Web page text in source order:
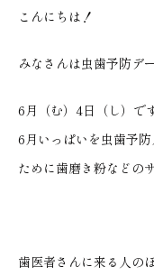
こんにちは！
みなさんは虫歯予防デ
6月（む）4日（し）で
6月いっぱいを虫歯予
ために歯磨き粉などの
歯医者さんに来る人の